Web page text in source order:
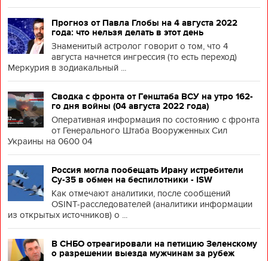
Прогноз от Павла Глобы на 4 августа 2022
года: что нельзя делать в этот день
Знаменитый астролог говорит о том, что 4
августа начнется ингрессия (то есть переход)
Меркурия в зодиакальный ...
Сводка с фронта от Генштаба ВСУ на утро 162-
го дня войны (04 августа 2022 года)
Оперативная информация по состоянию с фронта
от Генерального Штаба Вооруженных Сил
Украины на 0600 04
Россия могла пообещать Ирану истребители
Су-35 в обмен на беспилотники - ISW
Как отмечают аналитики, после сообщений
OSINT-расследователей (аналитики информации
из открытых источников) о ...
В СНБО отреагировали на петицию Зеленскому
о разрешении выезда мужчинам за рубеж